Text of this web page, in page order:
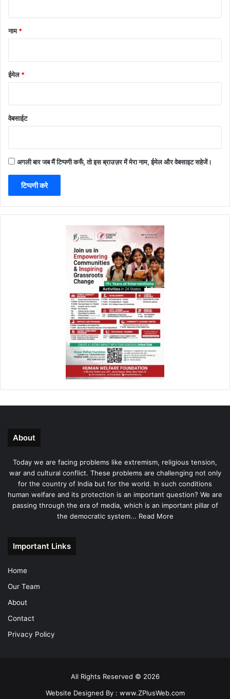
नाम*
ईमेल*
वेबसाईट
अगली बार जब मैं टिप्पणी करूँ, तो इस ब्राउज़र में मेरा नाम, ईमेल और वेबसाइट सहेजें।
About
Today we are facing problems like extremism, religious tension,
war and cultural conflict. These problems are challenging not only
for the country of India but for the world. In such conditions
human welfare and its protection is an important question? We are
passing through the era of media, which is an important pillar of
the democratic system... Read More
Important Links
Home
Our Team
About
Contact
Privacy Policy
All Rights Reserved © 2026
Website Designed By : www.ZPlusWeb.com